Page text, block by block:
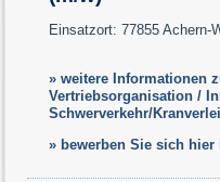
Einsatzort: 77855 Achern-
» weitere Informationen
Vertriebsorganisation /
Schwerverkehr/
» bewerben Sie sich